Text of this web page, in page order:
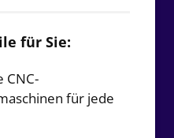
für Sie:
CNC-
für jede